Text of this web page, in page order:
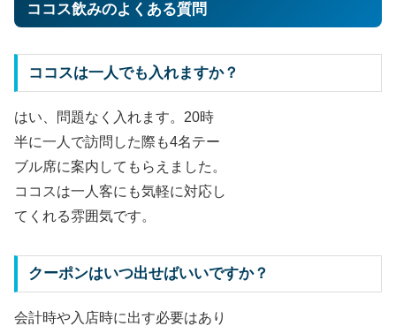
ココス飲みのよくある質問
ココスは一人でも入れますか？
はい、問題なく入れます。20時
半に一人で訪問した際も4名テー
ブル席に案内してもらえました。
ココスは一人客にも気軽に対応し
てくれる雰囲気です。
クーポンはいつ出せばいいですか？
会計時や入店時に出す必要はあり